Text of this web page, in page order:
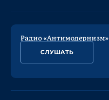
Радио «Антимодернизм»
СЛУШАТЬ